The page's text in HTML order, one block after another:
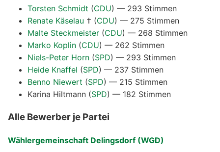
Torsten Schmidt (CDU) — 293 Stimmen
Renate Käselau † (CDU) — 275 Stimmen
Malte Steckmeister (CDU) — 268 Stimmen
Marko Koplin (CDU) — 262 Stimmen
Niels-Peter Horn (SPD) — 293 Stimmen
Heide Knaffel (SPD) — 237 Stimmen
Benno Niewert (SPD) — 215 Stimmen
Karina Hiltmann (SPD) — 182 Stimmen
Alle Bewerber je Partei
Wählergemeinschaft Delingsdorf (WGD)